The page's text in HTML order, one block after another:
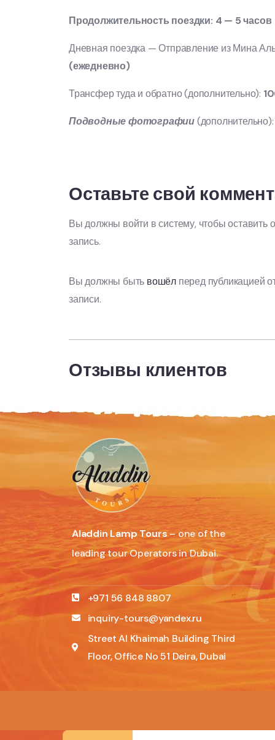
Продолжительность поездки: 4 — 5 часов
Дневная поездка — Отправление из Мина
(ежедневно)
Трансфер туда и обратно (дополнительно):
Подводные фотографии
Оставьте свой
Вы должны войти в систему, чтобы оставить
запись.
Вы должны быть вошёл перед публикацией
записи.
Отзывы клиентов
Aladdin Lamp Tours– one of the
leading tour Operators in Dubai.
+971 56 848 8807
inquiry-tours@yandex.ru
Street Al Khaimah Building Third
Floor, Office No 51 Deira, Dubai